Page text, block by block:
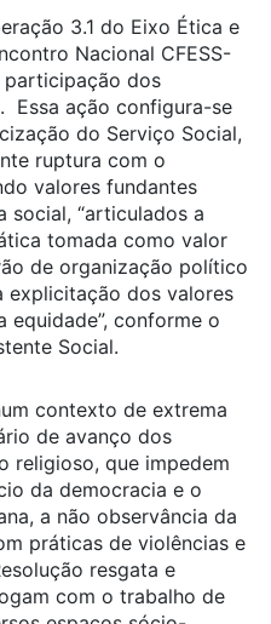
3.1 do Eixo Ética e
Nacional CFESS-
participação dos
Essa ação configura-se
do Serviço Social,
ruptura com o
valores fundantes
social, “articulados a
tomada como valor
de organização político
explicitação dos valores
equidade”, conforme o
Social.
contexto de extrema
de avanço dos
religioso, que impedem
da democracia e o
a não observância da
práticas de violências e
resgata e
com o trabalho de